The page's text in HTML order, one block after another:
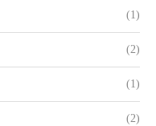
(1)
(2)
(1)
(2)